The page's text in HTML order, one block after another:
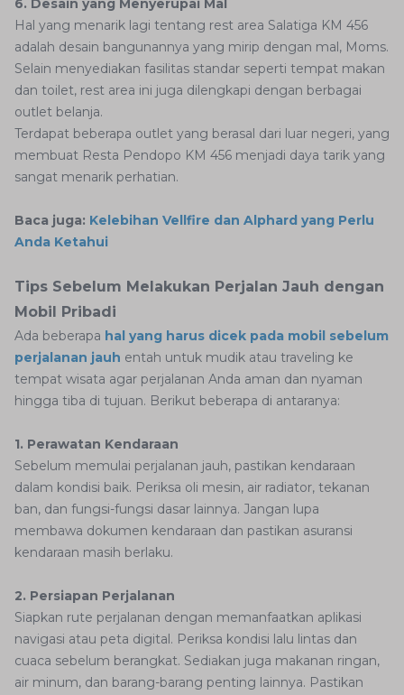
6. Desain yang Menyerupai Mal
Hal yang menarik lagi tentang rest area Salatiga KM 456
adalah desain bangunannya yang mirip dengan mal, Moms.
Selain menyediakan fasilitas standar seperti tempat makan
dan toilet, rest area ini juga dilengkapi dengan berbagai
outlet belanja.
Terdapat beberapa outlet yang berasal dari luar negeri, yang
membuat Resta Pendopo KM 456 menjadi daya tarik yang
sangat menarik perhatian.
Baca juga: Kelebihan Vellfire dan Alphard yang Perlu
Anda Ketahui
Tips Sebelum Melakukan Perjalan Jauh dengan
Mobil Pribadi
Ada beberapa hal yang harus dicek pada mobil sebelum
perjalanan jauh entah untuk mudik atau traveling ke
tempat wisata agar perjalanan Anda aman dan nyaman
hingga tiba di tujuan. Berikut beberapa di antaranya:
1. Perawatan Kendaraan
Sebelum memulai perjalanan jauh, pastikan kendaraan
dalam kondisi baik. Periksa oli mesin, air radiator, tekanan
ban, dan fungsi-fungsi dasar lainnya. Jangan lupa
membawa dokumen kendaraan dan pastikan asuransi
kendaraan masih berlaku.
2. Persiapan Perjalanan
Siapkan rute perjalanan dengan memanfaatkan aplikasi
navigasi atau peta digital. Periksa kondisi lalu lintas dan
cuaca sebelum berangkat. Sediakan juga makanan ringan,
air minum, dan barang-barang penting lainnya. Pastikan